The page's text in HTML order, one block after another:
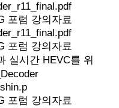
포럼 강의자료
포럼 강의자료
실시간 HEVC를 위
포럼 강의자료